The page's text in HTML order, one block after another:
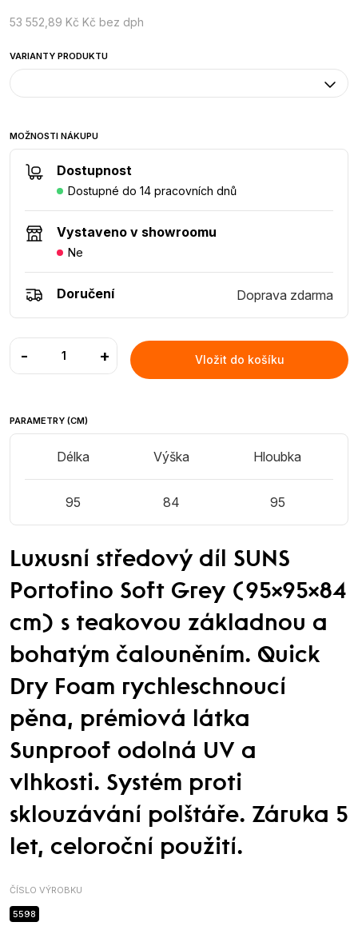
53 552,89 Kč Kč bez dph
VARIANTY PRODUKTU
MOŽNOSTI NÁKUPU
Dostupnost
Dostupné do 14 pracovních dnů
Vystaveno v showroomu
Ne
Doručení Doprava zdarma
- + Vložit do košíku
PARAMETRY (CM)
Délka
95
Výška
84
Hloubka
95
Luxusní středový díl SUNS
Portofino Soft Grey (95×95×84
cm) s teakovou základnou a
bohatým čalouněním. Quick
Dry Foam rychleschnoucí
pěna, prémiová látka
Sunproof odolná UV a
vlhkosti. Systém proti
sklouzávání polštáře. Záruka 5
let, celoroční použití.
ČÍSLO VÝROBKU
5598